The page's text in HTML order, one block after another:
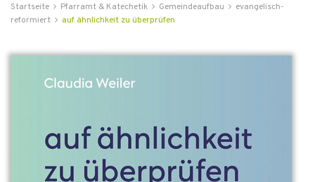
Startseite Pfarramt & Katechetik Gemeindeaufbau
evangelisch-
reformiert
auf ähnlichkeit zu überprüfen